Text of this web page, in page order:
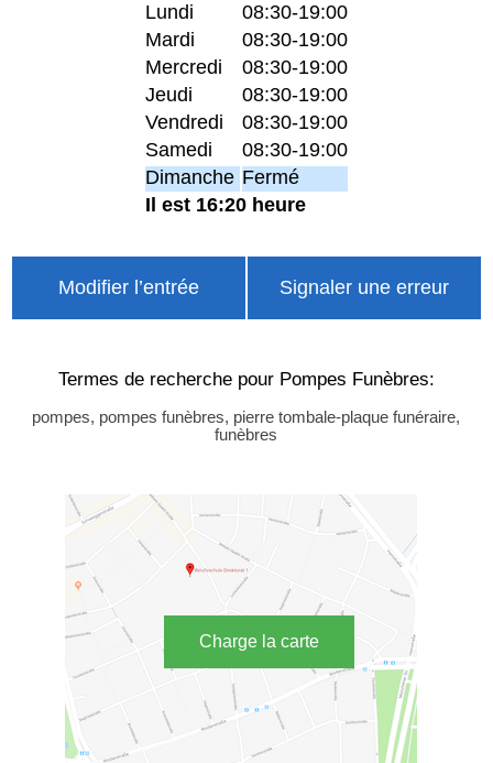
Lundi
08:30-19:00
Mardi
08:30-19:00
Mercredi
08:30-19:00
Jeudi
08:30-19:00
Vendredi
08:30-19:00
Samedi
08:30-19:00
Dimanche Fermé
Il est 16:20 heure
Modifier l’entrée Signaler une erreur
Termes de recherche pour Pompes Funèbres:
pompes, pompes funèbres, pierre tombale-plaque funéraire,
funèbres
Charge la carte